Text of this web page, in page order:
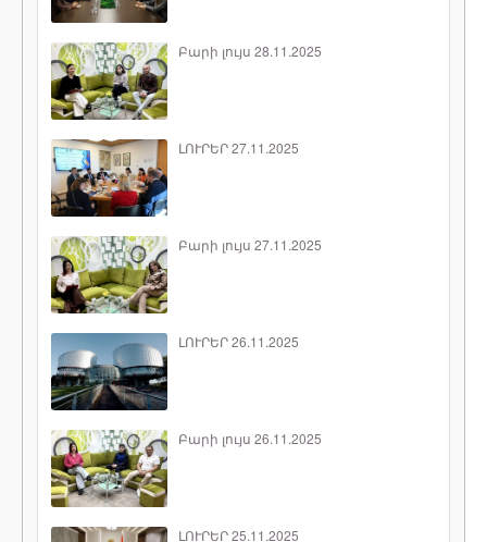
Բարի լույս 28.11.2025
ԼՈՒՐԵՐ 27.11.2025
Բարի լույս 27.11.2025
ԼՈՒՐԵՐ 26.11.2025
Բարի լույս 26.11.2025
ԼՈՒՐԵՐ 25.11.2025